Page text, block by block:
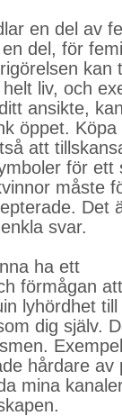
en del av
del, för
kan
liv, och
ansikte,
öppet.
att
för ett
måste
Det
svar.
ha ett
förmågan
lyhördhet
dig själv.
hårdare av
mina